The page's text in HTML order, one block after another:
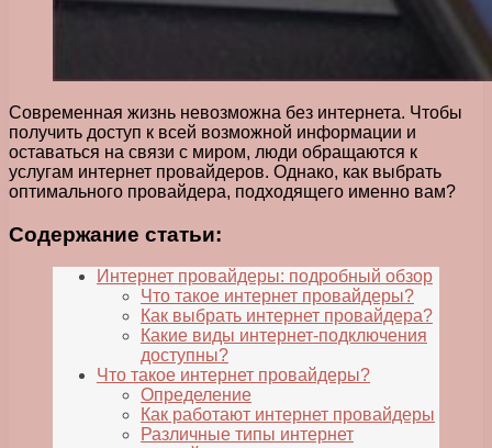
Современная жизнь невозможна без интернета. Чтобы
получить доступ к всей возможной информации и
оставаться на связи с миром, люди обращаются к
услугам интернет провайдеров. Однако, как выбрать
оптимального провайдера, подходящего именно вам?
Содержание статьи:
Интернет провайдеры: подробный обзор
Что такое интернет провайдеры?
Как выбрать интернет провайдера?
Какие виды интернет-подключения
доступны?
Что такое интернет провайдеры?
Определение
Как работают интернет провайдеры
Различные типы интернет